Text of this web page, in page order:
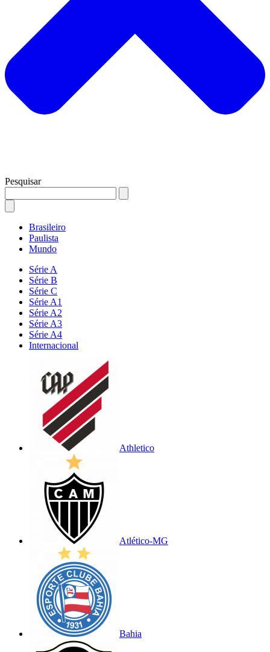
Pesquisar
Brasileiro
Paulista
Mundo
Série A
Série B
Série C
Série A1
Série A2
Série A3
Série A4
Internacional
Athletico
Atlético-MG
Bahia